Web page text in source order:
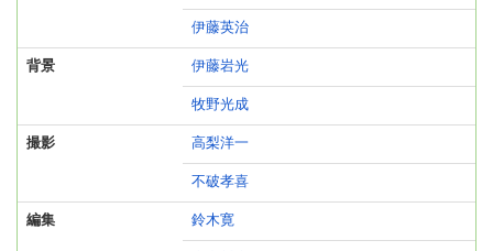
伊藤英治
背景 伊藤岩光
牧野光成
撮影 高梨洋一
不破孝喜
編集 鈴木寛